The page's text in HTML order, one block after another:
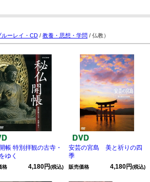
ルーレイ・CD / 教養・思想・学問 / 仏教）
帳 特別拝観の古寺・
ゆく
格 4,180円(税込)
安芸の宮島 美と祈りの四
季
販売価格 4,180円(税込)